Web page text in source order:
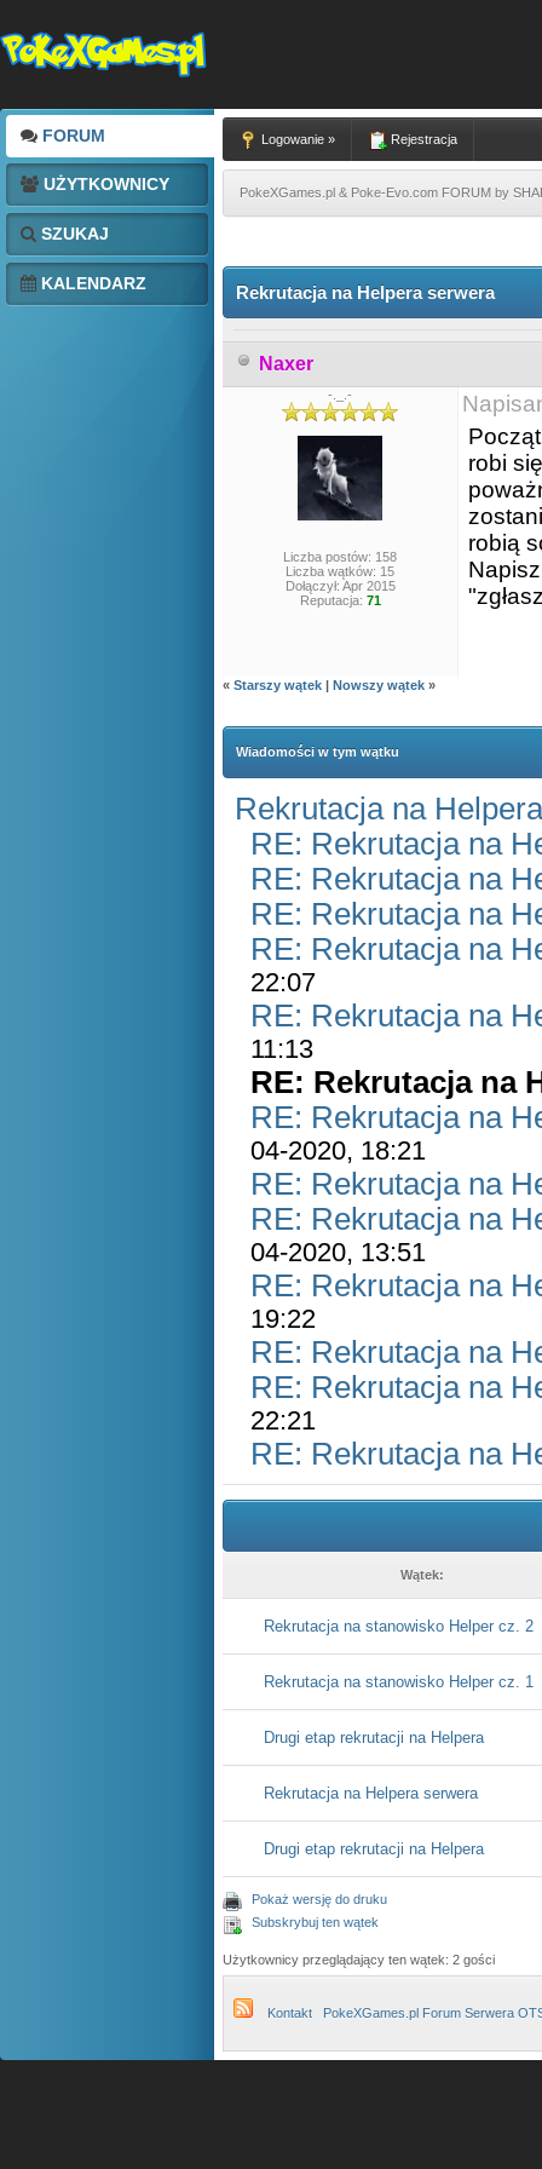
FORUM
UŻYTKOWNICY
SZUKAJ
KALENDARZ
Logowanie » Rejestracja
PokeXGames.pl & Poke-Evo.com FORUM by
Rekrutacja na Helpera serwera
Naxer
-._.-
Liczba postów: 158
Liczba wątków: 15
Dołączył: Apr 2015
Reputacja: 71
robi
robią
« Starszy wątek | Nowszy wątek »
Wiadomości w tym wątku
Rekrutacja na
RE: Rekrutacja na
RE: Rekrutacja na
RE: Rekrutacja na
RE: Rekrutacja na
22:07
RE: Rekrutacja na
11:13
RE: Rekrutacja na
RE: Rekrutacja na
04-2020, 18:21
RE: Rekrutacja na
RE: Rekrutacja na
04-2020, 13:51
RE: Rekrutacja na
19:22
RE: Rekrutacja na
RE: Rekrutacja na
22:21
RE: Rekrutacja na
Wątek:
Rekrutacja na stanowisko Helper cz. 2
Rekrutacja na stanowisko Helper cz. 1
Drugi etap rekrutacji na Helpera
Rekrutacja na Helpera serwera
Drugi etap rekrutacji na Helpera
Pokaż wersję do druku
Subskrybuj ten wątek
Użytkownicy przeglądający ten wątek: 2 gości
Kontakt PokeXGames.pl Forum Serwera